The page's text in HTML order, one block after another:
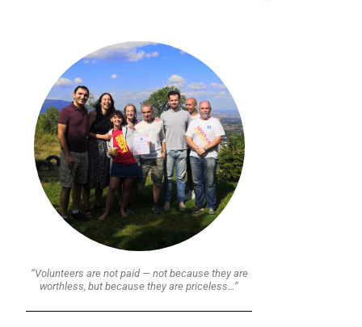
“Volunteers are not paid — not because they are
worthless, but because they are priceless…”